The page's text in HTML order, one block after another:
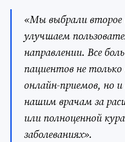
«Мы выбрали второе
улучшаем
направлении. Все
пациентов не
онлайн-приемов, но
нашим врачам за
или полноценной
заболеваниях».